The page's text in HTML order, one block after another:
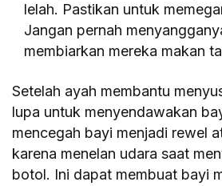
lelah. Pastikan untuk
Jangan pernah
membiarkan mereka makan
Setelah ayah membantu
lupa untuk menyendawakan
mencegah bayi menjadi rewel
karena menelan udara saat
botol. Ini dapat membuat bayi